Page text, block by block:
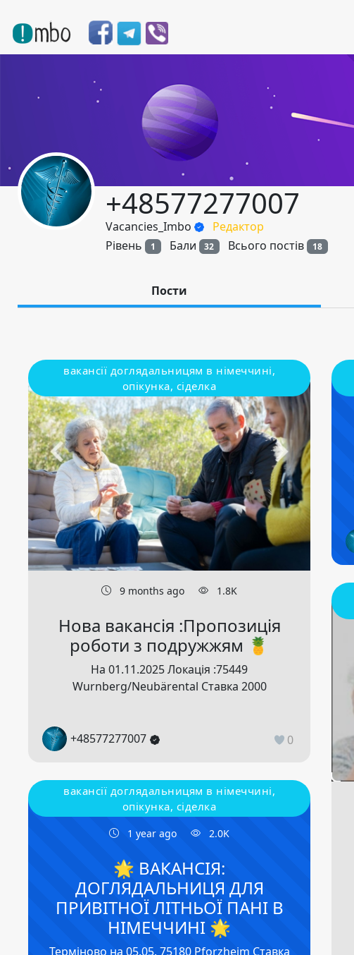
+48577277007
Vacancies_Imbo
Редактор
Рівень
1 Бали 32 Всього постів 18
Пости
вакансії доглядальницям в німеччині,
опікунка, сіделка
9 months ago 1.8K
Нова вакансія :Пропозиція
роботи з подружжям 🍍
На 01.11.2025 Локація :75449
Wurnberg/Neubärental Ставка 2000
+48577277007 0
1 year ago 2.0K
вакансії доглядальницям в німеччині,
опікунка, сіделка
🌟 ВАКАНСІЯ:
ДОГЛЯДАЛЬНИЦЯ ДЛЯ
ПРИВІТНОЇ ЛІТНЬОЇ ПАНІ В
НІМЕЧЧИНІ 🌟
Терміново на 05.05. 75180 Pforzheim Ставка